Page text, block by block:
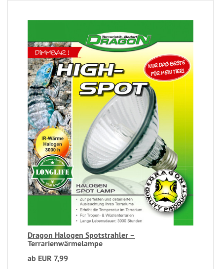
Dragon Halogen Spotstrahler –
Terrarienwärmelampe
ab EUR 7,99